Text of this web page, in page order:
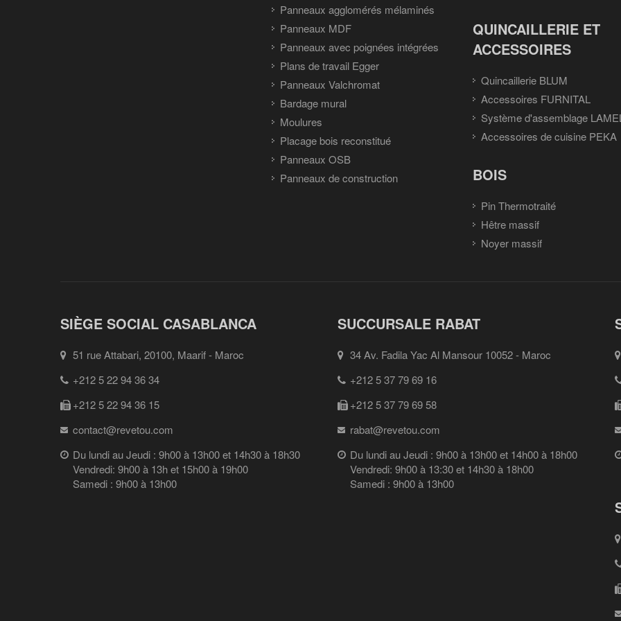
Panneaux agglomérés mélaminés
Panneaux MDF
Panneaux avec poignées intégrées
Plans de travail Egger
Panneaux Valchromat
Bardage mural
Moulures
Placage bois reconstitué
Panneaux OSB
Panneaux de construction
QUINCAILLERIE ET
ACCESSOIRES
Quincaillerie BLUM
Accessoires FURNITAL
Système d'assemblage
Accessoires de cuisine PEKA
BOIS
Pin Thermotraité
Hêtre massif
Noyer massif
SIÈGE SOCIAL CASABLANCA
51 rue Attabari, 20100, Maarif - Maroc
+212 5 22 94 36 34
+212 5 22 94 36 15
contact@revetou.com
Du lundi au Jeudi : 9h00 à 13h00 et 14h30 à 18h30
Vendredi: 9h00 à 13h et 15h00 à 19h00
Samedi : 9h00 à 13h00
SUCCURSALE RABAT
34 Av. Fadila Yac Al Mansour 10052 - Maroc
+212 5 37 79 69 16
+212 5 37 79 69 58
rabat@revetou.com
Du lundi au Jeudi : 9h00 à 13h00 et 14h00 à 18h00
Vendredi: 9h00 à 13:30 et 14h30 à 18h00
Samedi : 9h00 à 13h00